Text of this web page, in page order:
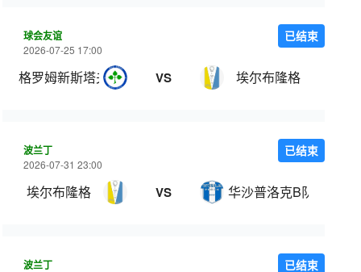
球会友谊
2026-07-25 17:00
格罗姆新斯塔夫 VS 埃尔布隆格
已结束
波兰丁
2026-07-31 23:00
埃尔布隆格 VS 华沙普洛克B队
已结束
波兰丁 已结束